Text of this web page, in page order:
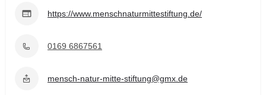
https://www.menschnaturmittestiftung.de/
0169 6867561
mensch-natur-mitte-stiftung@gmx.de